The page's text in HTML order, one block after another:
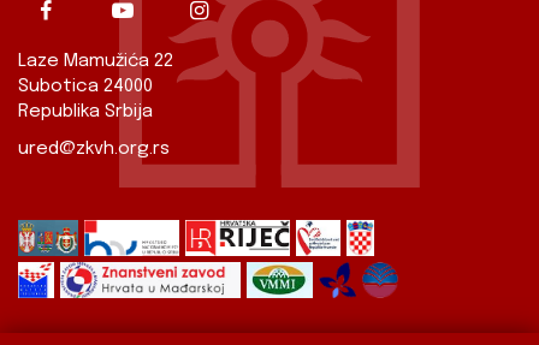
Laze Mamužića 22
Subotica 24000
Republika Srbija
ured@zkvh.org.rs